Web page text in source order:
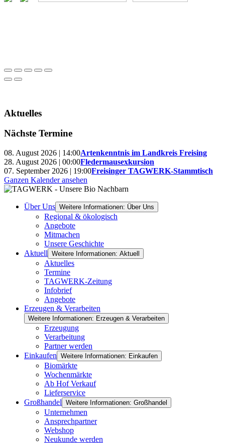
Aktuelles
Nächste Termine
08. August 2026 | 14:00Artenkenntnis im Landkreis Freising
28. August 2026 | 00:00Fledermausexkursion
07. September 2026 | 19:00Freisinger TAGWERK-Stammtisch
Ganzen Kalender ansehen
Über Uns Weitere Informationen: Über Uns
Regional & ökologisch
Angebote
Mitmachen
Unsere Geschichte
Aktuell Weitere Informationen: Aktuell
Aktuelles
Termine
TAGWERK-Zeitung
Infobrief
Angebote
Erzeugen & Verarbeiten
Weitere Informationen: Erzeugen & Verarbeiten
Erzeugung
Verarbeitung
Partner werden
Einkaufen Weitere Informationen: Einkaufen
Biomärkte
Wochenmärkte
Ab Hof Verkauf
Lieferservice
Großhandel Weitere Informationen: Großhandel
Unternehmen
Ansprechpartner
Webshop
Neukunde werden